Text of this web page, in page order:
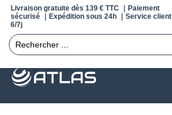
Livraison gratuite dès 139 € TTC ｜Paiement
sécurisé ｜Expédition sous 24h ｜Service client
6/7j